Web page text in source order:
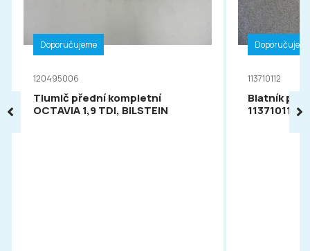
Doporučujeme
120495006
Tlumič přední kompletní
OCTAVIA 1,9 TDI, BILSTEIN
113710112
Blatník
113710112